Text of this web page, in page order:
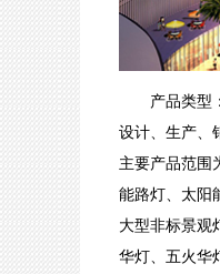
产品类型
设计、生产、
主要产品范围
能路灯、太阳
大型非标景观
华灯、五火华